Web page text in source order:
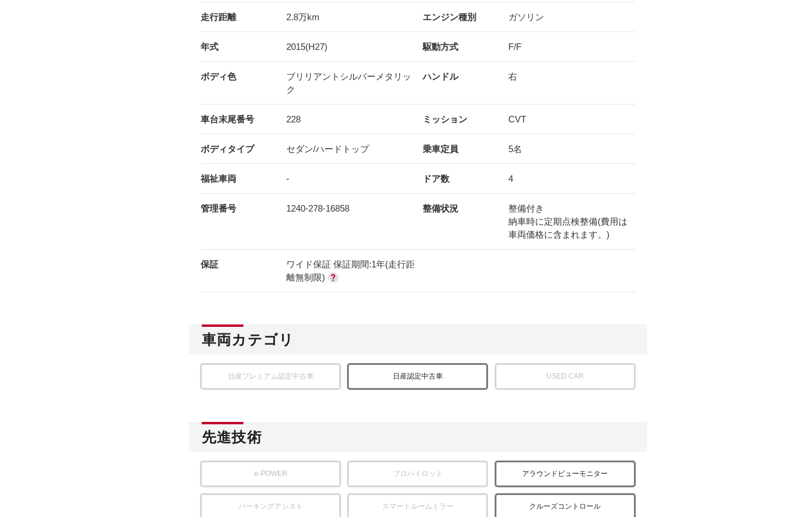
走行距離 2.8万km エンジン種別 ガソリン
年式 2015(H27) 駆動方式 F/F
ボディ色
ブリリアントシルバーメタリッ
ク
ハンドル 右
車台末尾番号 228 ミッション CVT
ボディタイプ セダン/ハードトップ 乗車定員 5名
福祉車両 - ドア数 4
管理番号 1240-278-16858 整備状況
整備付き
納車時に定期点検整備(費用は
車両価格に含まれます。)
保証
ワイド保証 保証期間:1年(走行距
離無制限)
車両カテゴリ
日産プレミアム認定中古車 日産認定中古車 USED CAR
先進技術
e-POWER プロパイロット アラウンドビューモニター
パーキングアシスト スマートルームミラー クルーズコントロール